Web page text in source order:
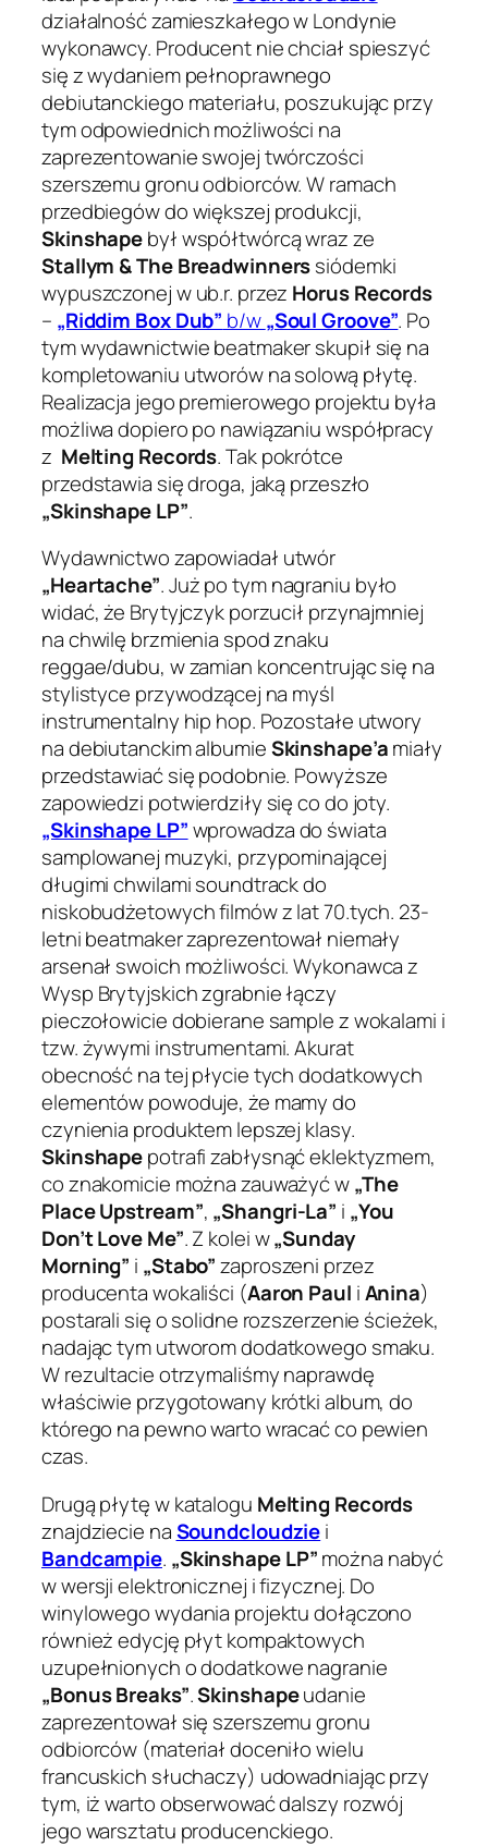
działalność zamieszkałego w Londynie
wykonawcy. Producent nie chciał spieszyć
się z wydaniem pełnoprawnego
debiutanckiego materiału, poszukując przy
tym odpowiednich możliwości na
zaprezentowanie swojej twórczości
szerszemu gronu odbiorców. W ramach
przedbiegów do większej produkcji,
Skinshapebył współtwórcą wraz ze
Stallym & The Breadwinnerssiódemki
wypuszczonej w ub.r. przez Horus Records
– „Riddim Box Dub” b/w„Soul Groove”. Po
tym wydawnictwie beatmaker skupił się na
kompletowaniu utworów na solową płytę.
Realizacja jego premierowego projektu była
możliwa dopiero po nawiązaniu współpracy
z Melting Records. Tak pokrótce
przedstawia się droga, jaką przeszło
„Skinshape LP”.
Wydawnictwo zapowiadał utwór
„Heartache”. Już po tym nagraniu było
widać, że Brytyjczyk porzucił przynajmniej
na chwilę brzmienia spod znaku
reggae/dubu, w zamian koncentrując się na
stylistyce przywodzącej na myśl
instrumentalny hip hop. Pozostałe utwory
na debiutanckim albumieSkinshape’amiały
przedstawiać się podobnie. Powyższe
zapowiedzi potwierdziły się co do joty.
„Skinshape LP”wprowadza do świata
samplowanej muzyki, przypominającej
długimi chwilami soundtrack do
niskobudżetowych filmów z lat 70.tych. 23-
letni beatmaker zaprezentował niemały
arsenał swoich możliwości. Wykonawca z
Wysp Brytyjskich zgrabnie łączy
pieczołowicie dobierane sample z wokalami i
tzw. żywymi instrumentami. Akurat
obecność na tej płycie tych dodatkowych
elementów powoduje, że mamy do
czynienia produktem lepszej klasy.
Skinshapepotrafi zabłysnąć eklektyzmem,
co znakomicie można zauważyć w„The
Place Upstream”, „Shangri-La” i „You
Don’t Love Me”. Z kolei w„Sunday
Morning” i „Stabo”zaproszeni przez
producenta wokaliści (Aaron Paul iAnina)
postarali się o solidne rozszerzenie ścieżek,
nadając tym utworom dodatkowego smaku.
W rezultacie otrzymaliśmy naprawdę
właściwie przygotowany krótki album, do
którego na pewno warto wracać co pewien
czas.
Drugą płytę w katalogu Melting Records
znajdziecie naSoundcloudziei
Bandcampie. „Skinshape LP”można nabyć
w wersji elektronicznej i fizycznej. Do
winylowego wydania projektu dołączono
również edycję płyt kompaktowych
uzupełnionych o dodatkowe nagranie
„Bonus Breaks”.Skinshapeudanie
zaprezentował się szerszemu gronu
odbiorców (materiał doceniło wielu
francuskich słuchaczy) udowadniając przy
tym, iż warto obserwować dalszy rozwój
jego warsztatu producenckiego.